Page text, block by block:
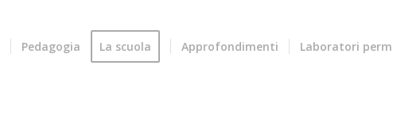
Pedagogia La scuola Approfondimenti Laboratori